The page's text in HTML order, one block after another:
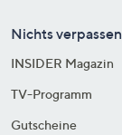
Nichts verpassen
INSIDER Magazin
TV-Programm
Gutscheine